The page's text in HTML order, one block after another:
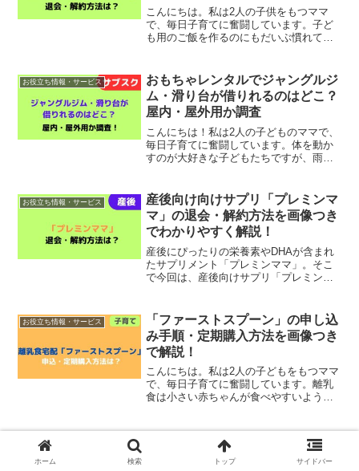
こんにちは。私は2人の子供をもつママ
で、毎日子育てに奮闘しています。子ど
も用のご飯を作るのにもだいぶ慣れてき
ようになりました。そんなときに見つけ
たのが、新鮮な旬の野菜を...
お役立ち情報・サービス
おもちゃレンタルでジャングルジ
ム・滑り台が借りれるのはどこ？
屋内・屋外用か調査
こんにちは！私は2人の子どものママで、
毎日子育てに奮闘しています。体を動か
すのが大好きな子どもたちですが、雨の
ルジム・滑り台が借りられるサービスに
ついてまとめてみました...
お役立ち情報・サービス
産後向け向けサプリ「プレミンマ
マ」の退会・解約方法を画像つき
でわかりやすく解説！
産後にぴったりの栄養素やDHAが含まれ
たサプリメント「プレミンママ」。そこ
で今回は、産後向けサプリ「プレミンマ
約の手続きは、 プレミンママ公式サイト
にアクセス 電話・メ...
お役立ち情報・サービス
「ファーストスプーン」の申し込
み手順・定期購入方法を画像つき
で解説！
こんにちは。私は2人の子どもをもつママ
で、毎日子育てに奮闘しています。離乳
食は小さい赤ちゃんが食べやすいよう、
ていますが、赤ちゃんの...
ホーム 検索 トップ サイドバー